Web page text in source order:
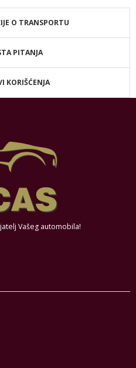
O TRANSPORTU
PITANJA
KORIŠĆENJA
Vašeg automobila!